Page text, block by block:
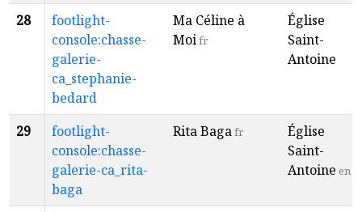
28
footlight-
console:chasse-
galerie-
ca_stephanie-
bedard
Ma Céline à
Moifr
Église
Saint-
Antoine
29
footlight-
console:chasse-
galerie-ca_rita-
baga
Rita Bagafr
Église
Saint-
Antoine en